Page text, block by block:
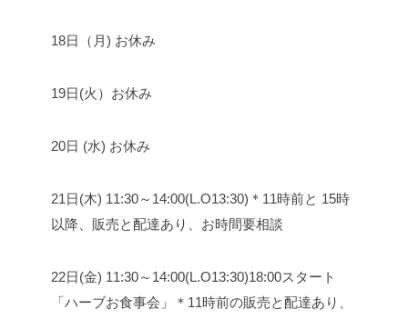
18日（月) お休み
19日(火）お休み
20日 (水) お休み
21日(木) 11:30～14:00(L.O13:30) ＊11時前と 15時
以降、販売と配達あり、お時間要相談
22日(金) 11:30～14:00(L.O13:30)18:00スタート
「ハーブお食事会」
＊11時前の販売と配達あり、